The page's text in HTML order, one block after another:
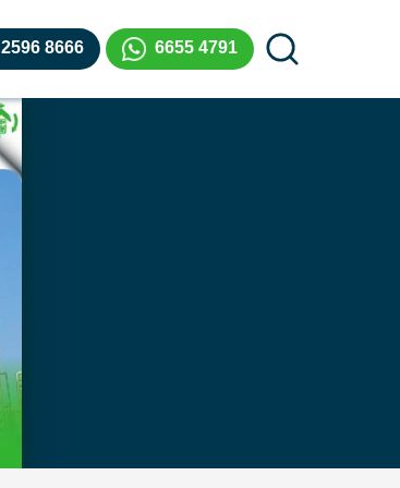
2596 8666 6655 4791